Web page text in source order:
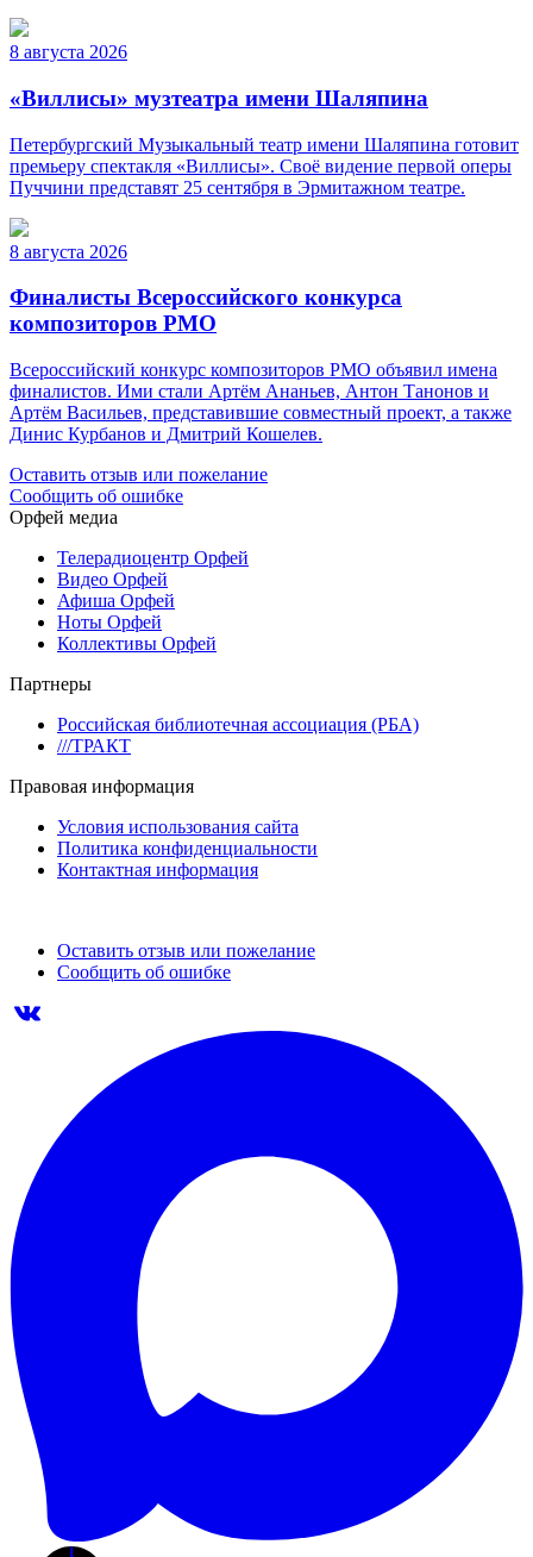
8 августа 2026
«Виллисы» музтеатра имени Шаляпина
Петербургский Музыкальный театр имени Шаляпина готовит
премьеру спектакля «Виллисы». Своё видение первой оперы
Пуччини представят 25 сентября в Эрмитажном театре.
8 августа 2026
Финалисты Всероссийского конкурса
композиторов РМО
Всероссийский конкурс композиторов РМО объявил имена
финалистов. Ими стали Артём Ананьев, Антон Танонов и
Артём Васильев, представившие совместный проект, а также
Динис Курбанов и Дмитрий Кошелев.
Оставить отзыв или пожелание
Сообщить об ошибке
Орфей медиа
Телерадиоцентр Орфей
Видео Орфей
Афиша Орфей
Ноты Орфей
Коллективы Орфей
Партнеры
Российская библиотечная ассоциация (РБА)
///ТРАКТ
Правовая информация
Условия использования сайта
Политика конфиденциальности
Контактная информация
Оставить отзыв или пожелание
Сообщить об ошибке